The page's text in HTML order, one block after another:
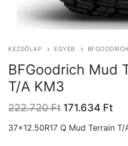
KEZDŐLAP EGYÉB
BFGoodrich Mud
T/A KM3
222.720Ft Original
was:
171.634 Ft
is:
37×12.50R17 Q Mud Terrain T/